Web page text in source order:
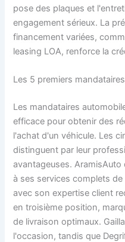
pose des plaques et
engagement sérieux. La
financement variées,
leasing LOA, renforce la
Les 5 premiers
Les mandataires
efficace pour obtenir des
l'achat d'un véhicule. Les
distinguent par leur
avantageuses.
à ses services complets
avec son expertise client
en troisième position,
de livraison optimaux.
l'occasion, tandis que